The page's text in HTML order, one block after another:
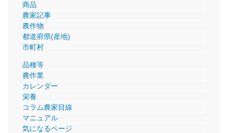
商品
農家記事
農作物
都道府県(産地)
市町村
品種等
農作業
カレンダー
栄養
コラム農家目線
マニュアル
気になるページ